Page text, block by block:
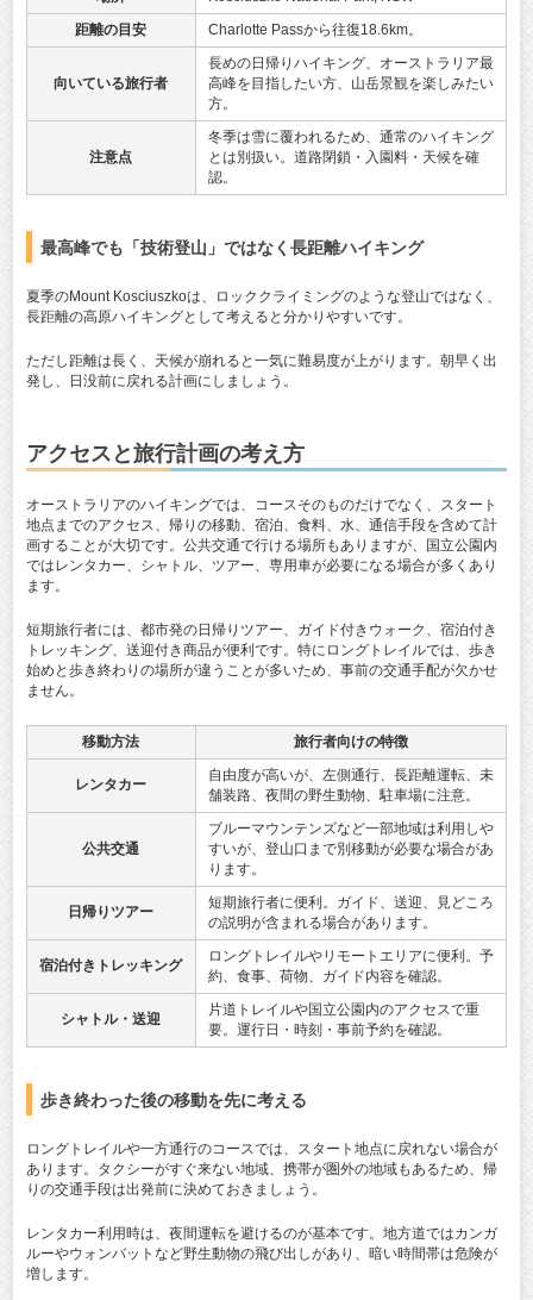
距離の目安
Charlotte Passから往復18.6km。
向いている旅行者
長めの日帰りハイキング、オーストラリア最
高峰を目指したい方、山岳景観を楽しみたい
方。
注意点
冬季は雪に覆われるため、通常のハイキング
とは別扱い。道路閉鎖・入園料・天候を確
認。
最高峰でも「技術登山」ではなく長距離ハイキング
夏季のMount Kosciuszkoは、ロッククライミングのような登山ではなく、
長距離の高原ハイキングとして考えると分かりやすいです。
ただし距離は長く、天候が崩れると一気に難易度が上がります。朝早く出
発し、日没前に戻れる計画にしましょう。
アクセスと旅行計画の考え方
オーストラリアのハイキングでは、コースそのものだけでなく、スタート
地点までのアクセス、帰りの移動、宿泊、食料、水、通信手段を含めて計
画することが大切です。公共交通で行ける場所もありますが、国立公園内
ではレンタカー、シャトル、ツアー、専用車が必要になる場合が多くあり
ます。
短期旅行者には、都市発の日帰りツアー、ガイド付きウォーク、宿泊付き
トレッキング、送迎付き商品が便利です。特にロングトレイルでは、歩き
始めと歩き終わりの場所が違うことが多いため、事前の交通手配が欠かせ
ません。
移動方法 旅行者向けの特徴
レンタカー
自由度が高いが、左側通行、長距離運転、未
舗装路、夜間の野生動物、駐車場に注意。
公共交通
ブルーマウンテンズなど一部地域は利用しや
すいが、登山口まで別移動が必要な場合があ
ります。
日帰りツアー
短期旅行者に便利。ガイド、送迎、見どころ
の説明が含まれる場合があります。
宿泊付きトレッキング
ロングトレイルやリモートエリアに便利。予
約、食事、荷物、ガイド内容を確認。
シャトル・送迎
片道トレイルや国立公園内のアクセスで重
要。運行日・時刻・事前予約を確認。
歩き終わった後の移動を先に考える
ロングトレイルや一方通行のコースでは、スタート地点に戻れない場合が
あります。タクシーがすぐ来ない地域、携帯が圏外の地域もあるため、帰
りの交通手段は出発前に決めておきましょう。
レンタカー利用時は、夜間運転を避けるのが基本です。地方道ではカンガ
ルーやウォンバットなど野生動物の飛び出しがあり、暗い時間帯は危険が
増します。